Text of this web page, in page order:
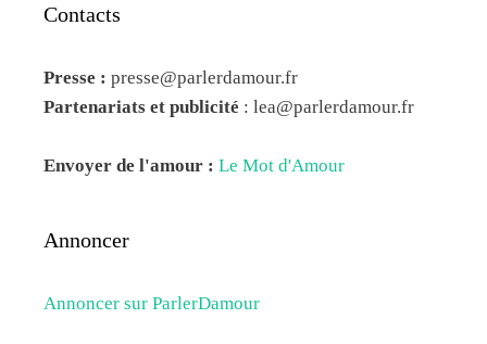
Contacts
Presse : presse@parlerdamour.fr
Partenariats et publicité : lea@parlerdamour.fr
Envoyer de l'amour : Le Mot d'Amour
Annoncer
Annoncer sur ParlerDamour